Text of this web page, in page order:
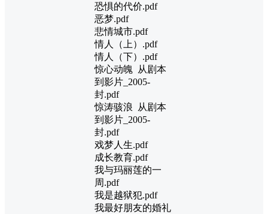
恐惧的代价.pdf
恶梦.pdf
悲情城市.pdf
情人（上）.pdf
情人（下）.pdf
惊心动魄 从剧本
到影片_2005-
封.pdf
惊涛骇浪 从剧本
到影片_2005-
封.pdf
戏梦人生.pdf
成长教育.pdf
我与玛丽莲的一
周.pdf
我是越狱犯.pdf
我最好朋友的婚礼